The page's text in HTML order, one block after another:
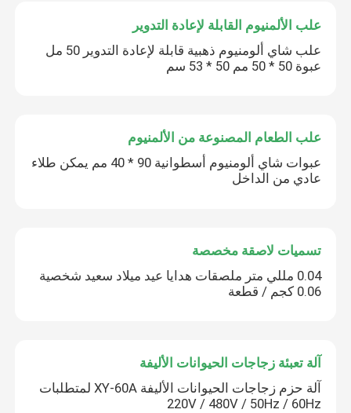
علب الألمنيوم القابلة لإعادة التدوير
علب شاي ألومنيوم ذهبية قابلة لإعادة التدوير 50 ​​مل
عبوة 50 * 50 مم 50 * 53 سم
علب الطعام المصنوعة من الألمنيوم
عبوات شاي ألومنيوم أسطوانية 90 * 40 مم يمكن طلاء
عادي من الداخل
تسميات لاصقة مخصصة
0.04 مللي متر ملصقات هدايا عيد ميلاد سعيد شخصية
0.06 كجم / قطعة
آلة تعبئة زجاجات الحيوانات الأليفة
آلة حزم زجاجات الحيوانات الأليفة XY-60A لمتطلبات
220V / 480V / 50Hz / 60Hz